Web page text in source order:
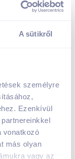
A sütikről
személyre
Ezenkívül
vonatkozó
más olyan
vagy az
g cukorral és
% áfa)